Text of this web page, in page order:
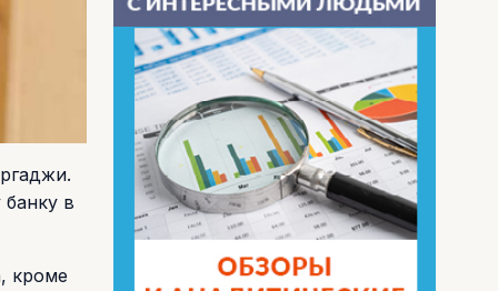
в
кроме